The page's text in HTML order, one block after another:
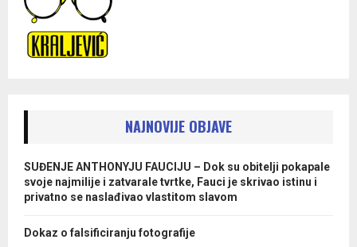
NAJNOVIJE OBJAVE
SUĐENJE ANTHONYJU FAUCIJU – Dok su obitelji pokapale
svoje najmilije i zatvarale tvrtke, Fauci je skrivao istinu i
privatno se naslađivao vlastitom slavom
Dokaz o falsificiranju fotografije